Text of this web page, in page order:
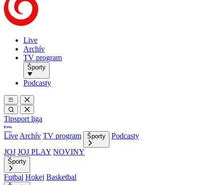
Live
Archív
TV program
Športy
Podcasty
Tipsport liga
Live Archív TV program Športy
Podcasty
JOJ JOJ PLAY NOVINY
Športy
Futbal Hokej Basketbal